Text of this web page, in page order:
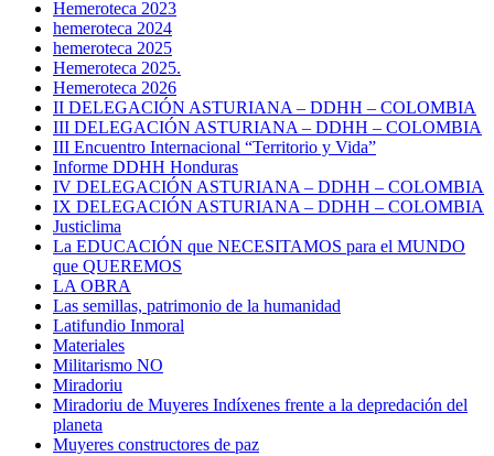
Hemeroteca 2023
hemeroteca 2024
hemeroteca 2025
Hemeroteca 2025.
Hemeroteca 2026
II DELEGACIÓN ASTURIANA – DDHH – COLOMBIA
III DELEGACIÓN ASTURIANA – DDHH – COLOMBIA
III Encuentro Internacional “Territorio y Vida”
Informe DDHH Honduras
IV DELEGACIÓN ASTURIANA – DDHH – COLOMBIA
IX DELEGACIÓN ASTURIANA – DDHH – COLOMBIA
Justiclima
La EDUCACIÓN que NECESITAMOS para el MUNDO
que QUEREMOS
LA OBRA
Las semillas, patrimonio de la humanidad
Latifundio Inmoral
Materiales
Militarismo NO
Miradoriu
Miradoriu de Muyeres Indíxenes frente a la depredación del
planeta
Muyeres constructores de paz